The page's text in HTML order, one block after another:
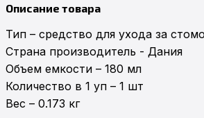
Описание товара
Тип – средство для ухода за
Страна производитель - Дания
Объем емкости – 180 мл
Количество в 1 уп – 1 шт
Вес – 0.173 кг